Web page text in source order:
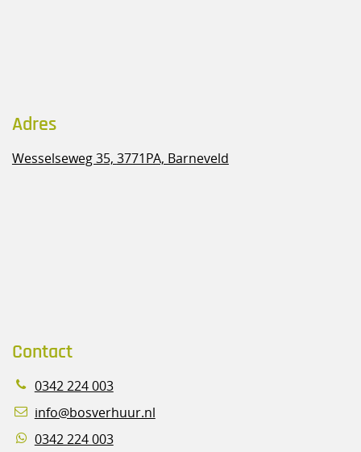
Adres
Wesselseweg 35, 3771PA, Barneveld
Contact
0342 224 003
info@bosverhuur.nl
0342 224 003